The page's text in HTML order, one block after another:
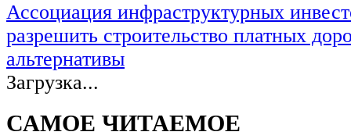
Ассоциация инфраструктурных
разрешить строительство платных
альтернативы
Загрузка...
САМОЕ ЧИТАЕМОЕ